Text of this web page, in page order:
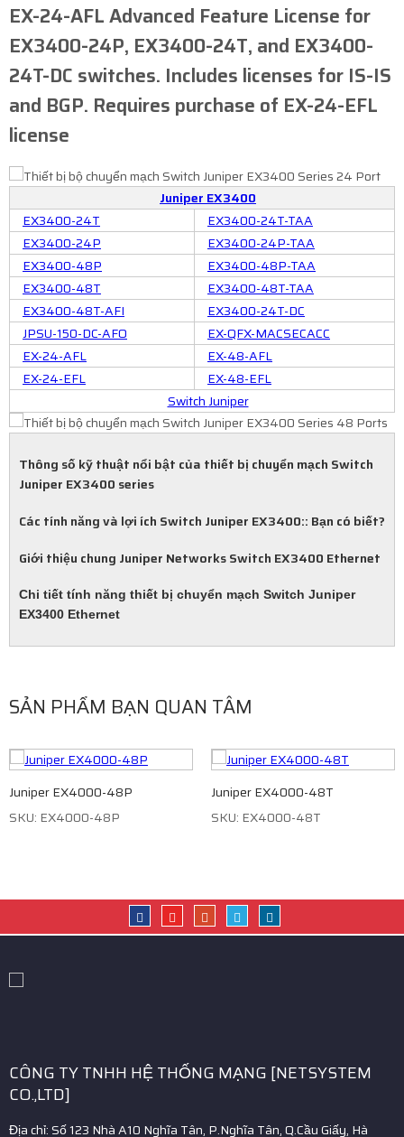
EX-24-AFL Advanced Feature License for
EX3400-24P, EX3400-24T, and EX3400-
24T-DC switches. Includes licenses for IS-IS
and BGP. Requires purchase of EX-24-EFL
license
Juniper EX3400
EX3400-24T
EX3400-24T-TAA
EX3400-24P
EX3400-24P-TAA
EX3400-48P
EX3400-48P-TAA
EX3400-48T
EX3400-48T-TAA
EX3400-48T-AFI
EX3400-24T-DC
JPSU-150-DC-AFO
EX-QFX-MACSECACC
EX-24-AFL
EX-48-AFL
EX-24-EFL
EX-48-EFL
SwitchJuniper
Thông số kỹ thuật nổi bật của thiết bị chuyển mạch Switch
Juniper EX3400 series
Các tính năng và lợi ích Switch Juniper EX3400:: Bạn có biết?
Giới thiệu chung Juniper Networks Switch EX3400 Ethernet
Chi tiết tính năng thiết bị chuyển mạch Switch Juniper
EX3400 Ethernet
SẢN PHẨM BẠN QUAN TÂM
Juniper EX4000-48P
SKU: EX4000-48P
Juniper EX4000-48T
SKU: EX4000-48T
CÔNG TY TNHH HỆ THỐNG MẠNG [NETSYSTEM
CO.,LTD]
Địa chỉ: Số 123 Nhà A10 Nghĩa Tân, P.Nghĩa Tân, Q.Cầu Giấy, Hà